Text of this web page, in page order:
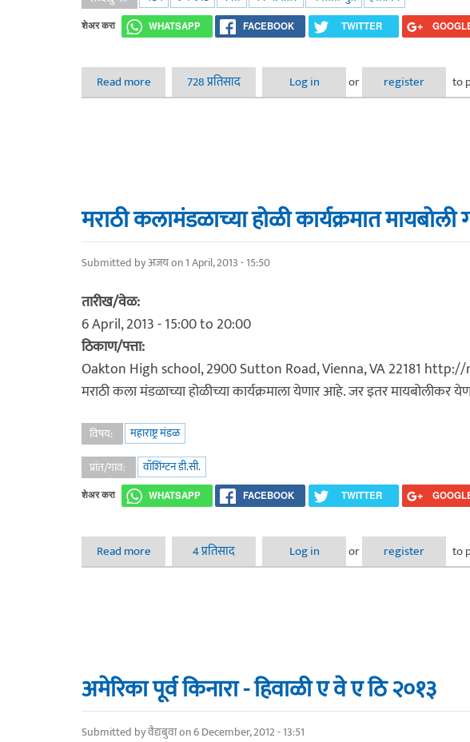
शेअर करा WHATSAPP FACEBOOK TWITTER
Read more about बारा फॉल ए.वे.ए.ठि. - २०१३
728 प्रतिसाद Log in or register to
मराठी कलामंडळाच्या होळी कार्यक्रमात मायबोली
Submitted byअजयon 1 April, 2013 - 15:50
तारीख/वेळ:
6 April, 2013 -15:00to 20:00
ठिकाण/पत्ता:
Oakton High school, 2900 Sutton Road, Vienna, VA 22181
मराठी कला मंडळाच्या होळीच्या कार्यक्रमाला येणार आहे. जर इतर
विषय:
महाराष्ट्र मंडळ
प्रांत/गाव:
वॉशिंग्टन डी.सी.
शेअर करा WHATSAPP FACEBOOK TWITTER
Read more about मराठी कलामंडळाच्या होळी कार्यक्रमात मायबोली गटग
4 प्रतिसाद Log in or register to
अमेरिका पूर्व किनारा - हिवाळी ए वे ए ठि २०१३
Submitted byवैद्यबुवाon 6 December, 2012 - 13:51